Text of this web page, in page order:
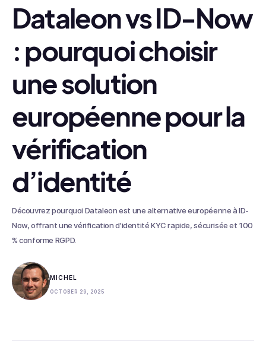
Dataleon vs ID-Now
: pourquoi choisir
une solution
européenne pour la
vérification
d’identité
Découvrez pourquoi Dataleon est une alternative européenne à ID-
Now, offrant une vérification d’identité KYC rapide, sécurisée et 100
% conforme RGPD.
MICHEL
OCTOBER 29, 2025